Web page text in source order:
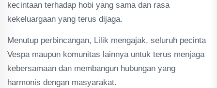
kecintaan terhadap hobi yang sama dan rasa
kekeluargaan yang terus dijaga.
Menutup perbincangan, Lilik mengajak, seluruh pecinta
Vespa maupun komunitas lainnya untuk terus menjaga
kebersamaan dan membangun hubungan yang
harmonis dengan masyarakat.